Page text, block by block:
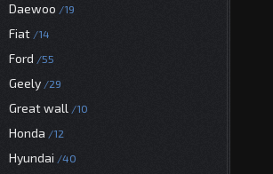
Daewoo 19
Fiat 14
Ford 55
Geely 29
Great wall 10
Honda 12
Hyundai 40